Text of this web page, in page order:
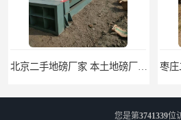
您是第3741339位